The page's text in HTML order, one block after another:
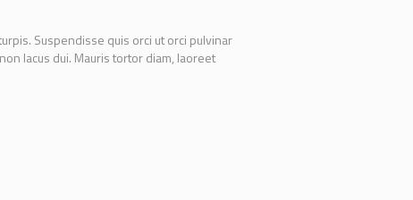
Suspendisse quis orci ut orci pulvinar
lacus dui. Mauris tortor diam, laoreet